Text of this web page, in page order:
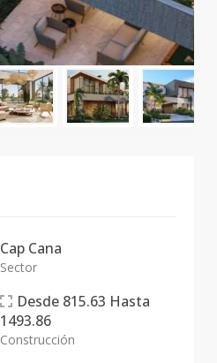
Cap Cana
Sector
Desde 815.63 Hasta
1493.86
Construcción